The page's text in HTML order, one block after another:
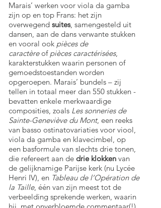
Marais’ werken voor viola da gamba
zijn op en top Frans: het zijn
overwegend suites, samengesteld uit
dansen, aan de dans verwante stukken
en vooral ook pièces de
caractèreof pièces caractérisées,
karakterstukken waarin personen of
gemoedstoestanden worden
opgeroepen. Marais’ bundels – zij
tellen in totaal meer dan 550 stukken -
bevatten enkele merkwaardige
composities, zoals Les sonneries de
Sainte-Geneviève du Mont, een reeks
van basso ostinatovariaties voor viool,
viola da gamba en klavecimbel, op
een basformule van slechts drie tonen,
die refereert aan de drie klokken van
de gelijknamige Parijse kerk (nu Lycée
Henri IV), en Tableau de l’Opération de
la Taille, één van zijn meest tot de
verbeelding sprekende werken, waarin